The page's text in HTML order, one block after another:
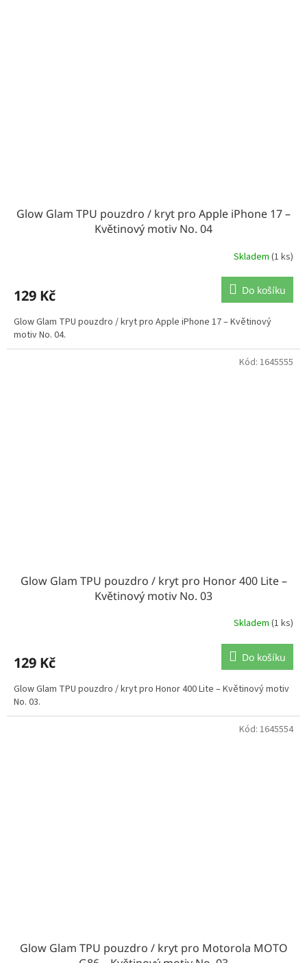
Glow Glam TPU pouzdro / kryt pro Apple iPhone 17 –
Květinový motiv No. 04
Skladem (1 ks)
129 Kč Do košíku
Glow Glam TPU pouzdro / kryt pro Apple iPhone 17 – Květinový
motiv No. 04.
Glow Glam TPU pouzdro / kryt pro Honor 400 Lite –
Květinový motiv No. 03
Skladem (1 ks)
129 Kč Do košíku
Glow Glam TPU pouzdro / kryt pro Honor 400 Lite – Květinový motiv
No. 03.
Kód: 1645555
Glow Glam TPU pouzdro / kryt pro Motorola MOTO
Kód: 1645554